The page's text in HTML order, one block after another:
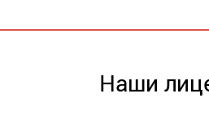
Наши